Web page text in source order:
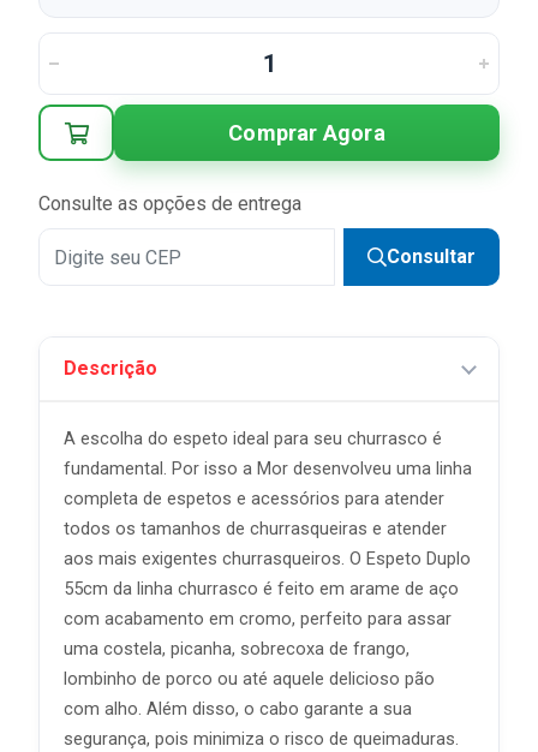
Comprar Agora
Consulte as opções de entrega
Consultar
Descrição
A escolha do espeto ideal para seu churrasco é
fundamental. Por isso a Mor desenvolveu uma linha
completa de espetos e acessórios para atender
todos os tamanhos de churrasqueiras e atender
aos mais exigentes churrasqueiros. O Espeto Duplo
55cm da linha churrasco é feito em arame de aço
com acabamento em cromo, perfeito para assar
uma costela, picanha, sobrecoxa de frango,
lombinho de porco ou até aquele delicioso pão
com alho. Além disso, o cabo garante a sua
segurança, pois minimiza o risco de queimaduras.